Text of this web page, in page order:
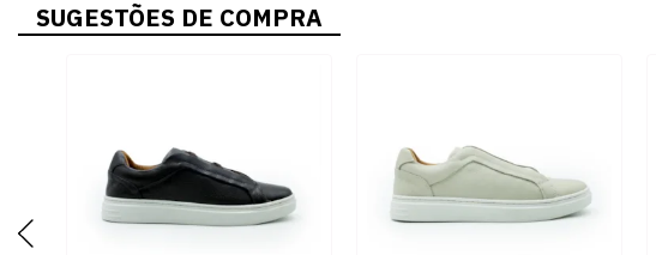
SUGESTÕES DE COMPRA